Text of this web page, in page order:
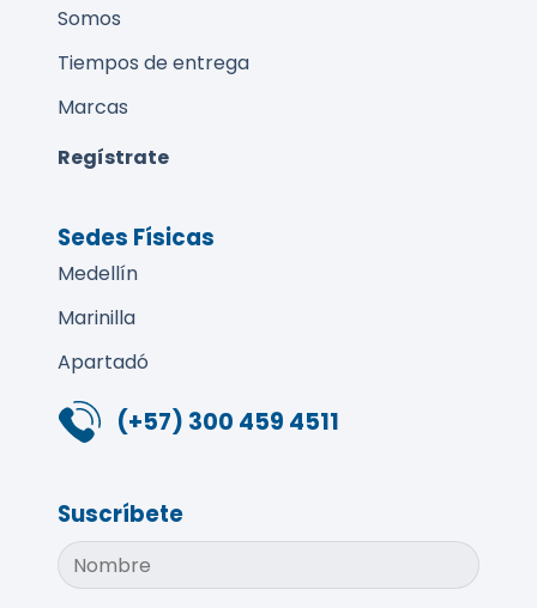
Somos
Tiempos de entrega
Marcas
Regístrate
Sedes Físicas
Medellín
Marinilla
Apartadó
(+57) 300 459 4511
Suscríbete